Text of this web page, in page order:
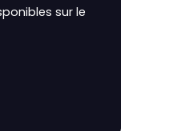
sur le